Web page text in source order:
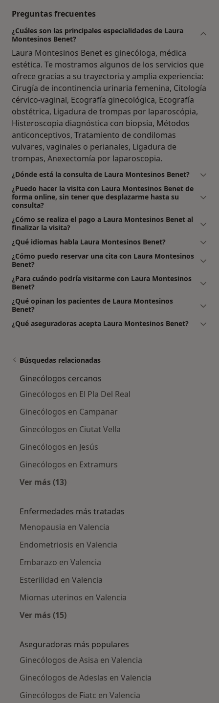
Preguntas frecuentes
¿Cuáles son las principales especialidades de Laura
Montesinos Benet?
Laura Montesinos Benet es ginecóloga, médica
estética. Te mostramos algunos de los servicios que
ofrece gracias a su trayectoria y amplia experiencia:
Cirugía de incontinencia urinaria femenina, Citología
cérvico-vaginal, Ecografía ginecológica, Ecografía
obstétrica, Ligadura de trompas por laparoscópia,
Histeroscopia diagnóstica con biopsia, Métodos
anticonceptivos, Tratamiento de condilomas
vulvares, vaginales o perianales, Ligadura de
trompas, Anexectomía por laparoscopia.
¿Dónde está la consulta de Laura Montesinos Benet?
¿Puedo hacer la visita con Laura Montesinos Benet de
forma online, sin tener que desplazarme hasta su
consulta?
¿Cómo se realiza el pago a Laura Montesinos Benet al
finalizar la visita?
¿Qué idiomas habla Laura Montesinos Benet?
¿Cómo puedo reservar una cita con Laura Montesinos
Benet?
¿Para cuándo podría visitarme con Laura Montesinos
Benet?
¿Qué opinan los pacientes de Laura Montesinos
Benet?
¿Qué aseguradoras acepta Laura Montesinos Benet?
Búsquedas relacionadas
Ginecólogos cercanos
Ginecólogos en El Pla Del Real
Ginecólogos en Campanar
Ginecólogos en Ciutat Vella
Ginecólogos en Jesús
Ginecólogos en Extramurs
Ver más (13)
Enfermedades más tratadas
Menopausia en Valencia
Endometriosis en Valencia
Embarazo en Valencia
Esterilidad en Valencia
Miomas uterinos en Valencia
Ver más (15)
Aseguradoras más populares
Ginecólogos de Asisa en Valencia
Ginecólogos de Adeslas en Valencia
Ginecólogos de Fiatc en Valencia